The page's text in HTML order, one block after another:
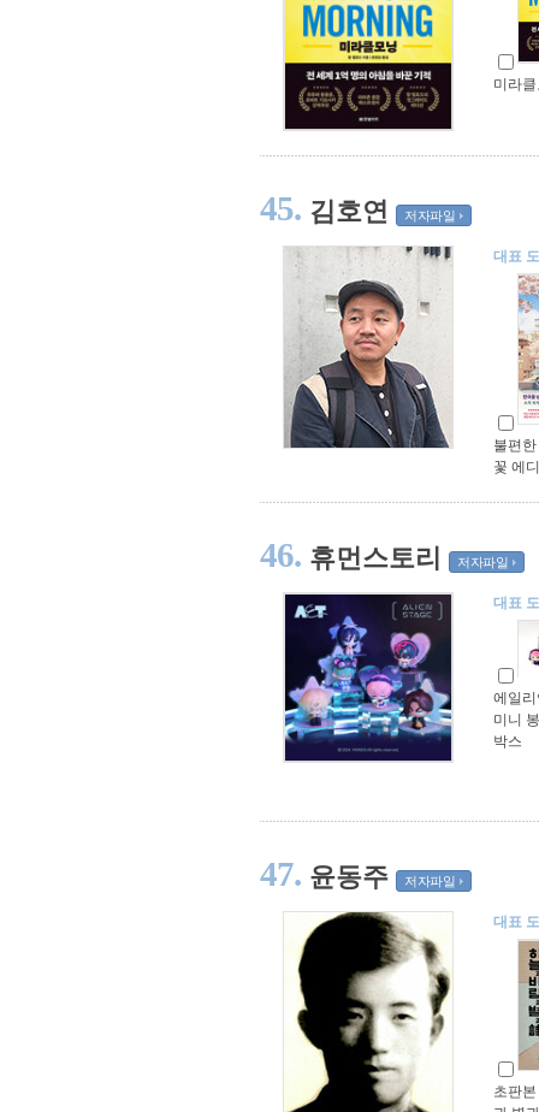
미라
45. 김호연 저자파일
대표
불편
꽃 에
46. 휴먼스토리 저자파일
대표
에일
미니
박스
47. 윤동주 저자파일
대표
초판